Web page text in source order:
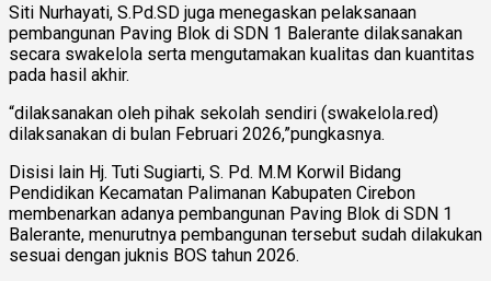
Siti Nurhayati, S.Pd.SD juga menegaskan pelaksanaan
pembangunan Paving Blok di SDN 1 Balerante dilaksanakan
secara swakelola serta mengutamakan kualitas dan kuantitas
pada hasil akhir.
“dilaksanakan oleh pihak sekolah sendiri (swakelola.red)
dilaksanakan di bulan Februari 2026,”pungkasnya.
Disisi lain Hj. Tuti Sugiarti, S. Pd. M.M Korwil Bidang
Pendidikan Kecamatan Palimanan Kabupaten Cirebon
membenarkan adanya pembangunan Paving Blok di SDN 1
Balerante, menurutnya pembangunan tersebut sudah dilakukan
sesuai dengan juknis BOS tahun 2026.